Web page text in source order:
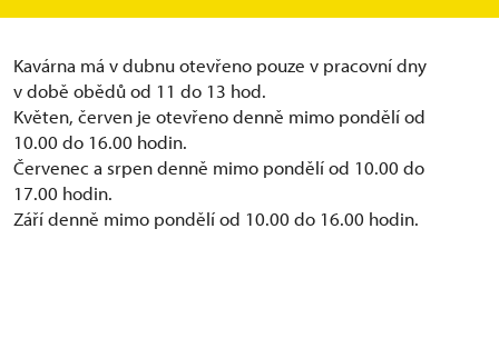
Kavárna má v dubnu otevřeno pouze v pracovní dny
v době obědů od 11 do 13 hod.
Květen, červen je otevřeno denně mimo pondělí od
10.00 do 16.00 hodin.
Červenec a srpen denně mimo pondělí od 10.00 do
17.00 hodin.
Září denně mimo pondělí od 10.00 do 16.00 hodin.